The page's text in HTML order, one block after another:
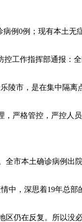
例0例；现有本土无
工作指挥部通报：
陵市，是在集中隔
，严格管控，严控人
全市本土确诊病例出
中，深思着19年总部
仍在反复。所以没